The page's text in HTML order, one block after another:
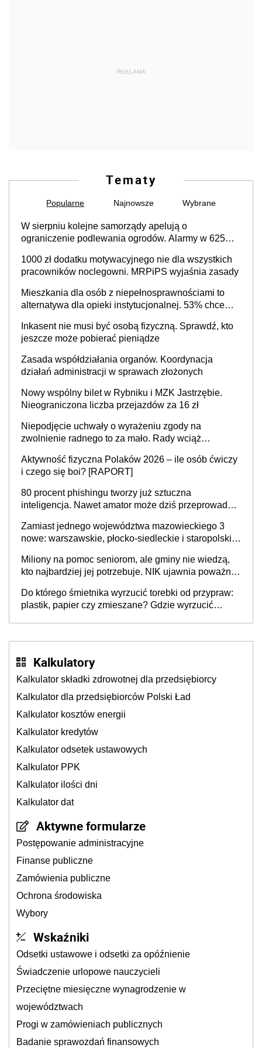
REKLAMA
Tematy
Popularne Najnowsze Wybrane
W sierpniu kolejne samorządy apelują o
ograniczenie podlewania ogrodów. Alarmy w 625
cały kraj
1000 zł dodatku motywacyjnego nie dla wszystkich
pracowników noclegowni. MRPiPS wyjaśnia zasady
Mieszkania dla osób z niepełnosprawnościami to
alternatywa dla opieki instytucjonalnej. 53% chce
Inkasent nie musi być osobą fizyczną. Sprawdź, kto
jeszcze może pobierać pieniądze
Zasada współdziałania organów. Koordynacja
działań administracji w sprawach złożonych
Nowy wspólny bilet w Rybniku i MZK Jastrzębie.
Nieograniczona liczba przejazdów za 16 zł
Niepodjęcie uchwały o wyrażeniu zgody na
zwolnienie radnego to za mało. Rady wciąż
sprawy
Aktywność fizyczna Polaków 2026 – ile osób ćwiczy
i czego się boi? [RAPORT]
80 procent phishingu tworzy już sztuczna
inteligencja. Nawet amator może dziś przeprowadzić
Zamiast jednego województwa mazowieckiego 3
nowe: warszawskie, płocko-siedleckie i staropolskie.
stołecznych
Miliony na pomoc seniorom, ale gminy nie wiedzą,
kto najbardziej jej potrzebuje. NIK ujawnia poważną
Do którego śmietnika wyrzucić torebki od przypraw:
plastik, papier czy zmieszane? Gdzie wyrzucić
Kalkulatory
Kalkulator składki zdrowotnej dla przedsiębiorcy
Kalkulator dla przedsiębiorców Polski Ład
Kalkulator kosztów energii
Kalkulator kredytów
Kalkulator odsetek ustawowych
Kalkulator PPK
Kalkulator ilości dni
Kalkulator dat
Aktywne formularze
Postępowanie administracyjne
Finanse publiczne
Zamówienia publiczne
Ochrona środowiska
Wybory
Wskaźniki
Odsetki ustawowe i odsetki za opóźnienie
Świadczenie urlopowe nauczycieli
Przeciętne miesięczne wynagrodzenie w
województwach
Progi w zamówieniach publicznych
Badanie sprawozdań finansowych